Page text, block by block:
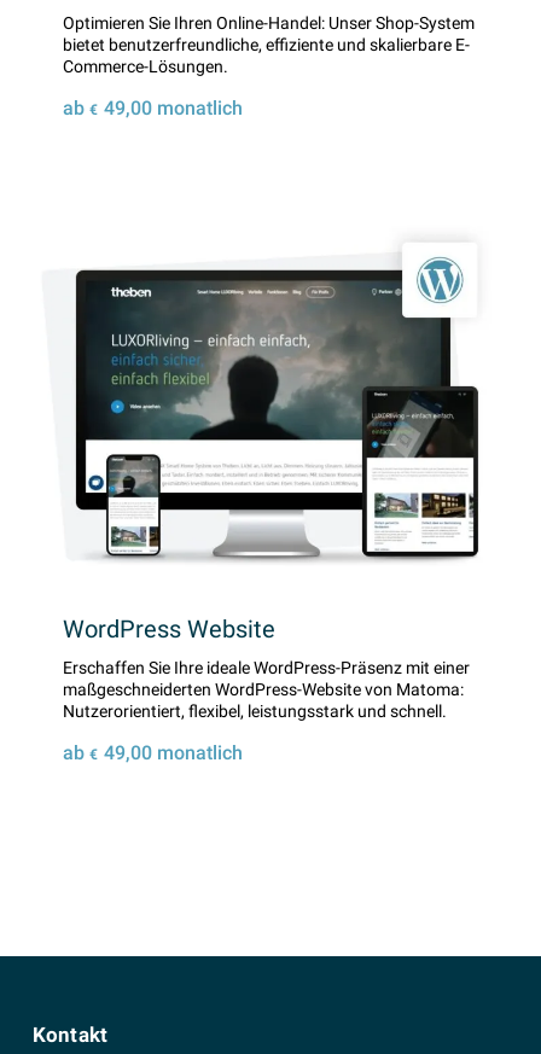
Optimieren Sie Ihren Online-Handel: Unser Shop-System
bietet benutzerfreundliche, effiziente und skalierbare E-
Commerce-Lösungen.
ab € 49,00monatlich
WordPress Website
Erschaffen Sie Ihre ideale WordPress-Präsenz mit einer
maßgeschneiderten WordPress-Website von Matoma:
Nutzerorientiert, flexibel, leistungsstark und schnell.
ab € 49,00monatlich
Kontakt